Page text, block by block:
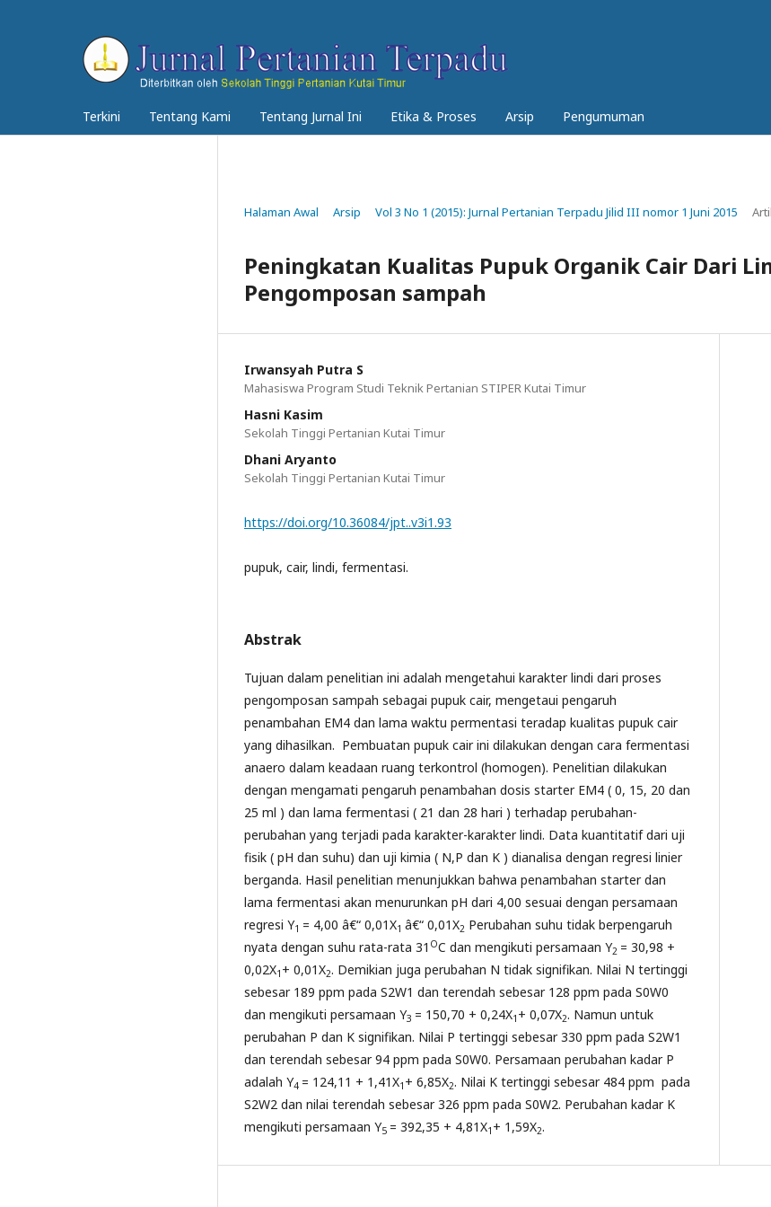
Terkini Tentang Kami Tentang Jurnal Ini Etika & Proses Arsip Pengumuman
Halaman Awal Arsip Vol 3 No 1 (2015): Jurnal Pertanian Terpadu Jilid III nomor 1 Juni 2015
Peningkatan Kualitas Pupuk Organik Cair Dari
Pengomposan sampah
Irwansyah Putra S
Mahasiswa Program Studi Teknik Pertanian STIPER Kutai Timur
Hasni Kasim
Sekolah Tinggi Pertanian Kutai Timur
Dhani Aryanto
Sekolah Tinggi Pertanian Kutai Timur
https://doi.org/10.36084/jpt..v3i1.93
pupuk, cair, lindi, fermentasi.
Abstrak
Tujuan dalam penelitian ini adalah mengetahui karakter lindi dari proses
pengomposan sampah sebagai pupuk cair, mengetaui pengaruh
penambahan EM4 dan lama waktu permentasi teradap kualitas pupuk cair
yang dihasilkan. Pembuatan pupuk cair ini dilakukan dengan cara fermentasi
anaero dalam keadaan ruang terkontrol (homogen). Penelitian dilakukan
dengan mengamati pengaruh penambahan dosis starter EM4 ( 0, 15, 20 dan
25 ml ) dan lama fermentasi ( 21 dan 28 hari ) terhadap perubahan-
perubahan yang terjadi pada karakter-karakter lindi. Data kuantitatif dari uji
fisik ( pH dan suhu) dan uji kimia ( N,P dan K ) dianalisa dengan regresi linier
berganda. Hasil penelitian menunjukkan bahwa penambahan starter dan
lama fermentasi akan menurunkan pH dari 4,00 sesuai dengan persamaan
regresi Y1 = 4,00 â€“ 0,01X1 â€“ 0,01X2 Perubahan suhu tidak berpengaruh
nyata dengan suhu rata-rata 31 OC dan mengikuti persamaan Y2 = 30,98 +
0,02X1 + 0,01X2. Demikian juga perubahan N tidak signifikan. Nilai N tertinggi
sebesar 189 ppm pada S2W1 dan terendah sebesar 128 ppm pada S0W0
dan mengikuti persamaan Y3 = 150,70 + 0,24X1 + 0,07X2. Namun untuk
perubahan P dan K signifikan. Nilai P tertinggi sebesar 330 ppm pada S2W1
dan terendah sebesar 94 ppm pada S0W0. Persamaan perubahan kadar P
adalah Y4 = 124,11 + 1,41X1 + 6,85X2. Nilai K tertinggi sebesar 484 ppm pada
S2W2 dan nilai terendah sebesar 326 ppm pada S0W2. Perubahan kadar K
mengikuti persamaan Y5 = 392,35 + 4,81X1 + 1,59X2.